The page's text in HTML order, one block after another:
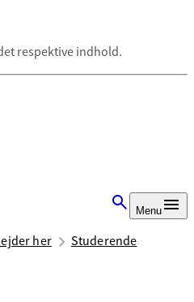
respektive indhold.
Menu
her Studerende